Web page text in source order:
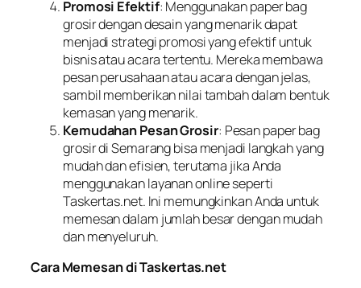
Promosi Efektif: Menggunakan paper bag
grosir dengan desain yang menarik dapat
menjadi strategi promosi yang efektif untuk
bisnis atau acara tertentu. Mereka membawa
pesan perusahaan atau acara dengan jelas,
sambil memberikan nilai tambah dalam bentuk
kemasan yang menarik.
Kemudahan Pesan Grosir: Pesan paper bag
grosir di Semarang bisa menjadi langkah yang
mudah dan efisien, terutama jika Anda
menggunakan layanan online seperti
Taskertas.net. Ini memungkinkan Anda untuk
memesan dalam jumlah besar dengan mudah
dan menyeluruh.
Cara Memesan di Taskertas.net